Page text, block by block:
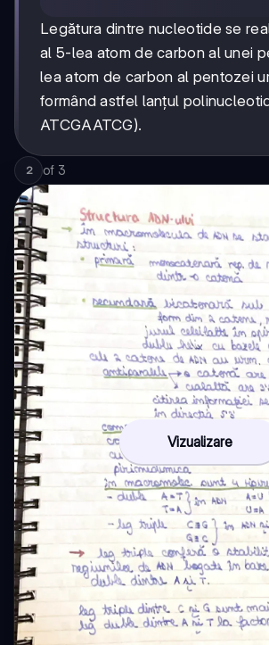
Legătura dintre nucleotide se
al 5-lea atom de carbon al unei
lea atom de carbon al pentozei
formând astfel lanțul
ATCGAATCG).
2 of 3
Vizualizare